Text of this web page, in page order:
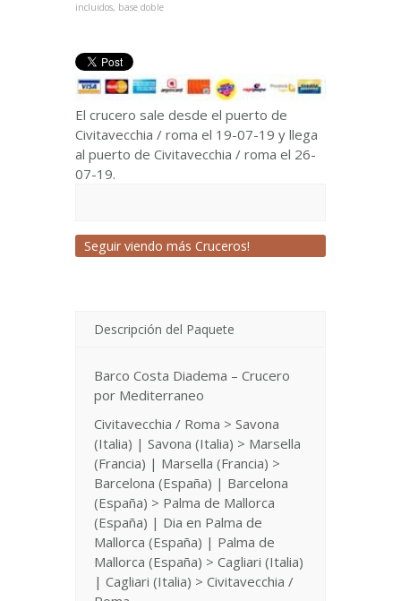
incluidos, base doble
El crucero sale desde el puerto de
Civitavecchia / roma el 19-07-19 y llega
al puerto de Civitavecchia / roma el 26-
07-19.
Seguir viendo más Cruceros!
Descripción del Paquete
Barco Costa Diadema – Crucero
por Mediterraneo
Civitavecchia / Roma > Savona
(Italia) | Savona (Italia) > Marsella
(Francia) | Marsella (Francia) >
Barcelona (España) | Barcelona
(España) > Palma de Mallorca
(España) | Dia en Palma de
Mallorca (España) | Palma de
Mallorca (España) > Cagliari (Italia)
| Cagliari (Italia) > Civitavecchia /